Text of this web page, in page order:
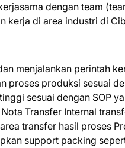
dengan team
kerja di area industri di
menjalankan perintah
proses produksi sesuai
sesuai dengan SOP
Transfer Internal
transfer hasil proses
support packing